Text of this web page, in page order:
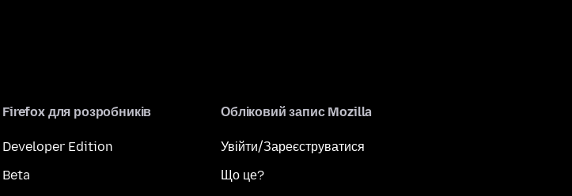
Firefox для розробників
Developer Edition
Beta
Обліковий запис Mozilla
Увійти/Зареєструватися
Що це?